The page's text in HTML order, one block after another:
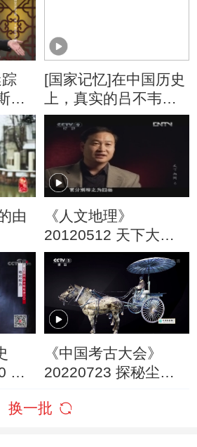
碑
谁
[国家记忆]在中国历史
上，真实的吕不韦到
底是个什么样的人物
由
《人文地理》
20120512 天下大同
第六集 北岳恒山
秦
《中国考古大会》
20220723 探秘尘封
皇帝陵
换一批